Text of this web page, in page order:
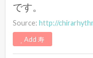
です。
Source: http://
Add 寿